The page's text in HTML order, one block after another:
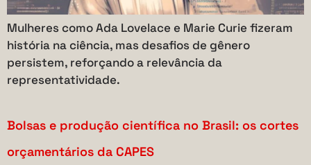
Mulheres como Ada Lovelace e Marie Curie fizeram
história na ciência, mas desafios de gênero
persistem, reforçando a relevância da
representatividade.
Bolsas e produção científica no Brasil: os cortes
orçamentários da CAPES